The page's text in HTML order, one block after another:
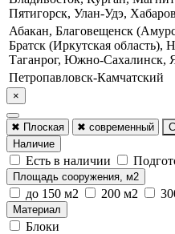
Пятигорск, Улан-Удэ,
Абакан, Благовещенск
Братск (Иркутская область),
Таганрог, Южно-Сахалинск,
Петропавловск-Камчатский
×
✖ Плоская ✖ современный
Наличие
Есть в наличии
Площадь сооружения, м2
до 150 м2 200 м2
Материал
Блоки